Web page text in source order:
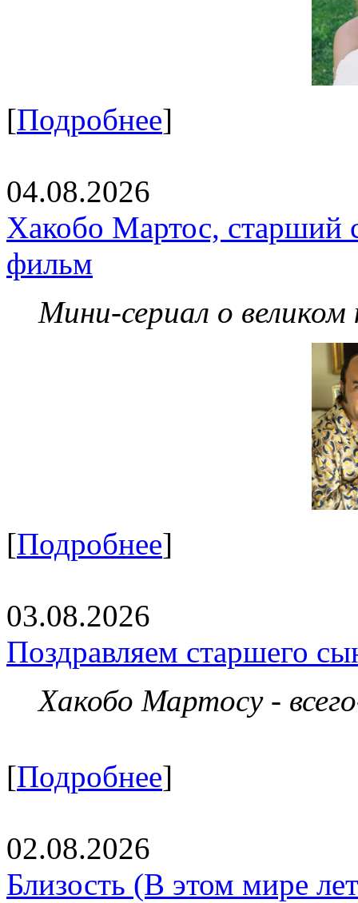
[Подробнее]
04.08.2026
Хакобо Мартос, старший
фильм
Мини-сериал о великом
[Подробнее]
03.08.2026
Поздравляем старшего
Хакобо Мартосу -
[Подробнее]
02.08.2026
Близость (В этом мире